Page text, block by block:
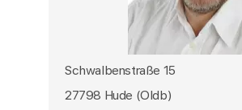
Schwalbenstraße 15
27798 Hude (Oldb)